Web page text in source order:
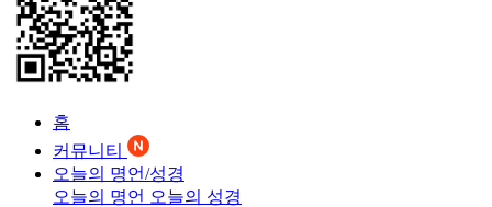
홈
커뮤니티
오늘의 명언/성경
오늘의 명언 오늘의 성경